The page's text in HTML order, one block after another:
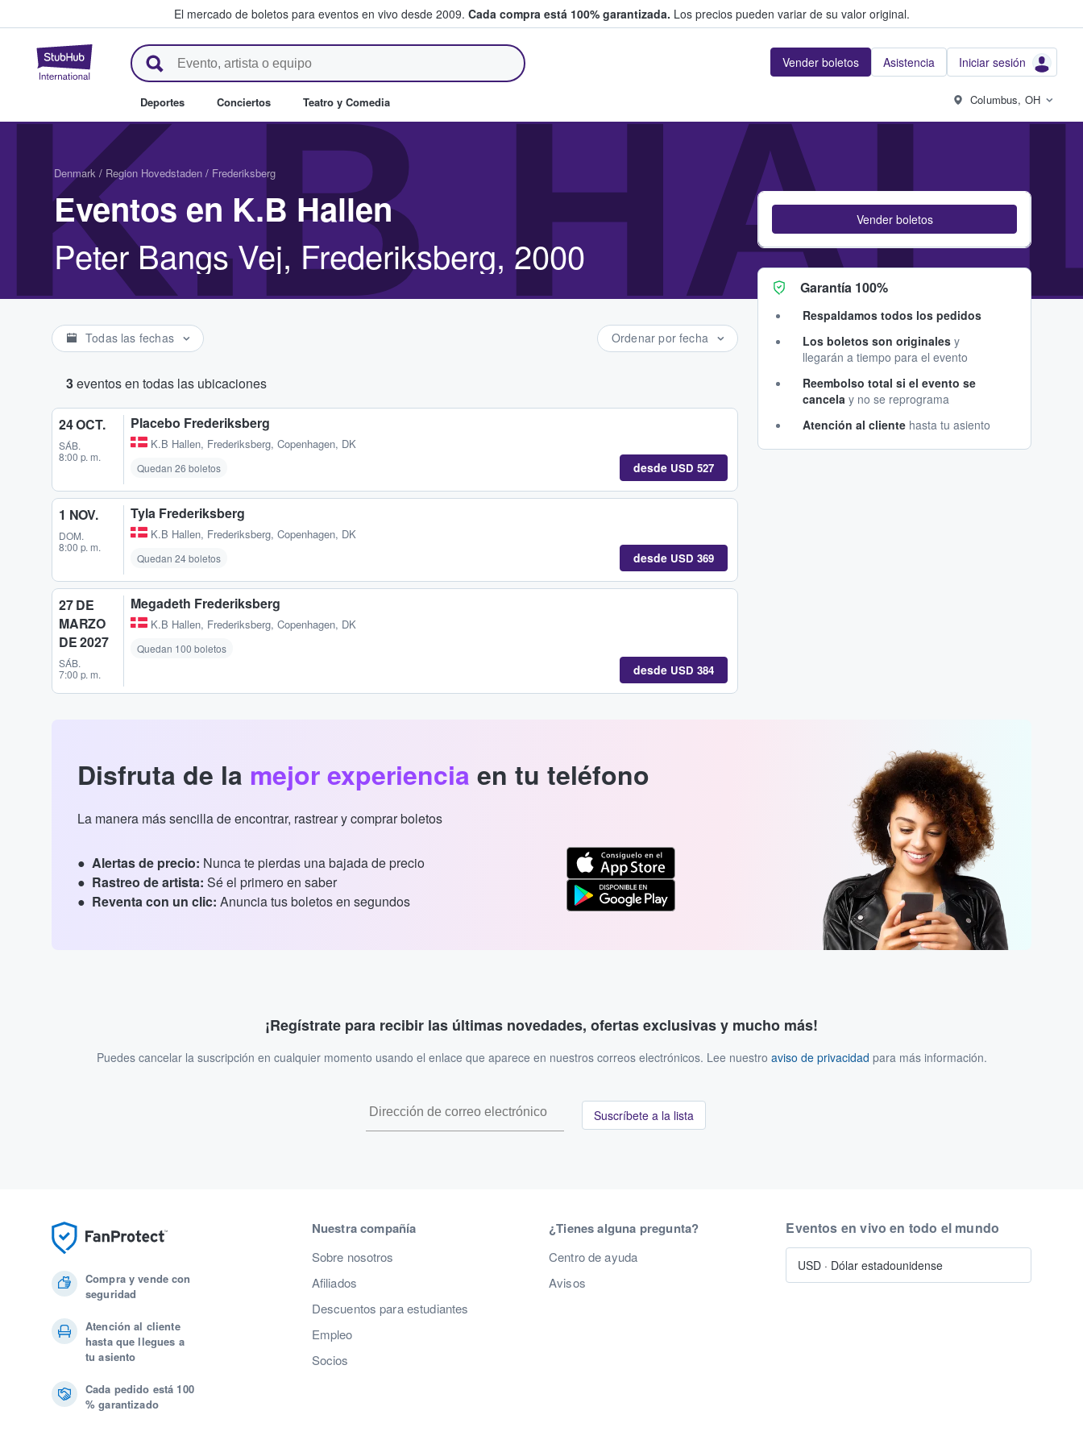
El mercado de boletos para eventos en vivo desde 2009. Cada compra está 100% garantizada. Los precios pueden variar de su valor original.
StubHub: donde los fans compran y venden boletos Vender boletos Asistencia Iniciar sesión
Deportes Conciertos Teatro y Comedia Columbus, OH
K.B
Denmark / Region Hovedstaden / Frederiksberg
Eventos en K.B Hallen
Peter Bangs Vej, Frederiksberg, 2000
Todas las fechas Ordenar por fecha
3eventos en todas las ubicaciones
24 OCT.
SÁB.
8:00 p. m.
Placebo Frederiksberg
K.B Hallen, Frederiksberg, Copenhagen, DK
Quedan 26 boletos desde USD 527
1 NOV.
DOM.
8:00 p. m.
Tyla Frederiksberg
K.B Hallen, Frederiksberg, Copenhagen, DK
Quedan 24 boletos desde USD 369
27 DE
MARZO
DE 2027
SÁB.
7:00 p. m.
Megadeth Frederiksberg
K.B Hallen, Frederiksberg, Copenhagen, DK
Quedan 100 boletos
desde USD 384
Vender boletos
Garantía 100%
Respaldamos todos los pedidos
Los boletos son originales y
llegarán a tiempo para el evento
Reembolso total si el evento se
cancela y no se reprograma
Atención al cliente hasta tu asiento
Disfruta de la mejor experiencia en tu teléfono
La manera más sencilla de encontrar, rastrear y comprar boletos
Alertas de precio: Nunca te pierdas una bajada de precio
Rastreo de artista: Sé el primero en saber
Reventa con un clic: Anuncia tus boletos en segundos
¡Regístrate para recibir las últimas novedades, ofertas exclusivas y mucho más!
Puedes cancelar la suscripción en cualquier momento usando el enlace que aparece en nuestros correos electrónicos. Lee nuestro aviso de privacidad para más información.
Suscríbete a la lista
Compra y vende con
seguridad
Atención al cliente
hasta que llegues a
tu asiento
Cada pedido está 100
% garantizado
Nuestra compañía
Sobre nosotros
Afiliados
Descuentos para estudiantes
Empleo
Socios
¿Tienes alguna pregunta?
Centro de ayuda
Avisos
Eventos en vivo en todo el mundo
USD · Dólar estadounidense